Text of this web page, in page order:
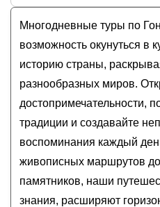
Пляжи, тропики,
острове Оаху
2026года от 2 850до 2
Многодневные туры по
возможность окунуться в
историю страны,
разнообразных миров.
достопримечательности,
традиции и создавайте
воспоминания каждый
живописных маршрутов до
памятников, наши
знания, расширяют